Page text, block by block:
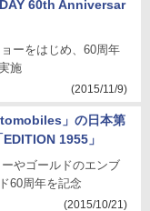
60th Anniversar
ーをはじめ、60周年
施
(2015/11/9)
」の日本第
1955」
やゴールドのエンブ
60周年を記念
(2015/10/21)